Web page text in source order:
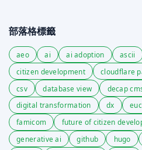
部落格標籤
aeo ai ai adoption ascii
citizen development
cloudflare
csv
database view decap
digital transformation
dx euc
famicom
future of citizen
generative ai
github hugo